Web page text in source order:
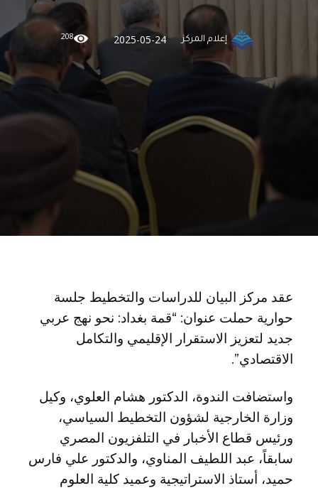
إعلام المركز 2025-05-24
208
عقد مركز البيان للدراسات والتخطيط جلسة
حوارية حملت عنوان: “قمة بغداد: نحو نهج عربي
جديد لتعزيز الاستقرار الإقليمي والتكامل
الاقتصادي”.
واستضافت الندوة، الدكتور هشام العلوي، وكيل
وزارة الخارجية لشؤون التخطيط السياسي،
ورئيس قطاع الأخبار في التلفزيون المصري
سابقاً، عبد اللطيف المناوي، والدكتور علي فارس
حميد، أستاذ الاستراتيجية وعميد كلية العلوم